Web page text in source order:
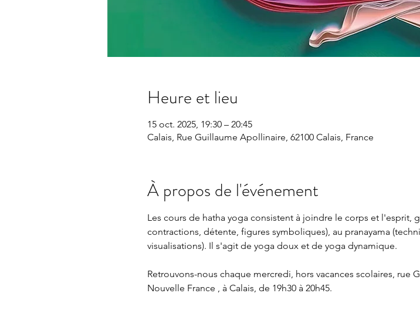
Heure et lieu
15 oct. 2025, 19:30 – 20:45
Calais, Rue Guillaume Apollinaire, 62100 Calais, France
À propos de l'événement
Les cours de hatha yoga consistent à joindre le corps et l'esprit,
contractions, détente, figures symboliques), au pranayama
visualisations). Il s'agit de yoga doux et de yoga dynamique.
Retrouvons-nous chaque mercredi, hors vacances scolaires,
Nouvelle France , à Calais, de 19h30 à 20h45.